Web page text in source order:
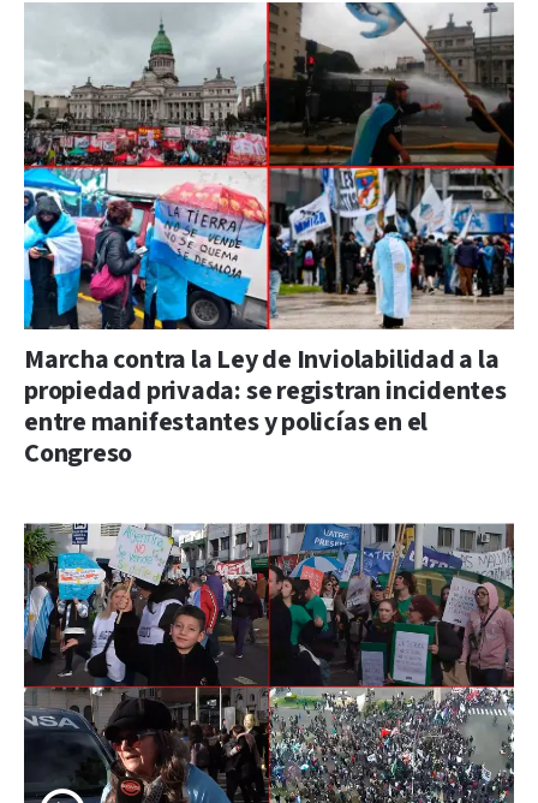
Marcha contra la Ley de Inviolabilidad a la
propiedad privada: se registran incidentes
entre manifestantes y policías en el
Congreso